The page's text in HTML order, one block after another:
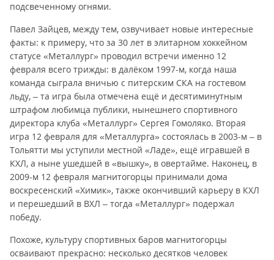
подсвеченному огнями.
Павел Зайцев, между тем, озвучивает новые интересные
факты: к примеру, что за 30 лет в элитарном хоккейном
статусе «Металлург» проводил встречи именно 12
февраля всего трижды: в далёком 1997-м, когда наша
команда сыграла вничью с питерским СКА на гостевом
льду, – та игра была отмечена ещё и десятиминутным
штрафом любимца публики, нынешнего спортивного
директора клуба «Металлург» Сергея Гомоляко. Вторая
игра 12 февраля для «Металлурга» состоялась в 2003-м – в
Тольятти мы уступили местной «Ладе», ещё игравшей в
КХЛ, а ныне ушедшей в «вышку», в овертайме. Наконец, в
2009-м 12 февраля магнитогорцы принимали дома
воскресенский «Химик», также окончивший карьеру в КХЛ
и перешедший в ВХЛ – тогда «Металлург» подержал
победу.
Похоже, культуру спортивных баров магнитогорцы
осваивают прекрасно: несколько десятков человек